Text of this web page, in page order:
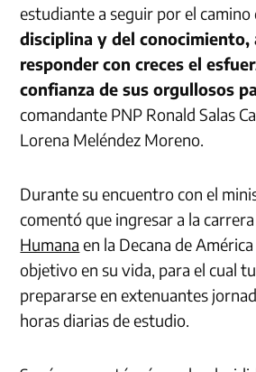
estudiante a seguir por el camino
disciplina y del conocimiento,
responder con creces el
confianza de sus orgullosos
comandante PNP Ronald Salas
Lorena Meléndez Moreno.
Durante su encuentro con el
comentó que ingresar a la
Humana en la Decana de
objetivo en su vida, para el cual
prepararse en extenuantes
horas diarias de estudio.